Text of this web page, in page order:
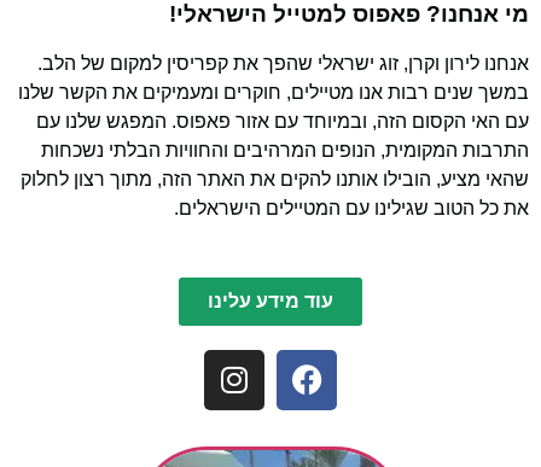
מי אנחנו? פאפוס למטייל הישראלי!
אנחנו לירון וקרן, זוג ישראלי שהפך את קפריסין למקום של הלב.
במשך שנים רבות אנו מטיילים, חוקרים ומעמיקים את הקשר שלנו
עם האי הקסום הזה, ובמיוחד עם אזור פאפוס. המפגש שלנו עם
התרבות המקומית, הנופים המרהיבים והחוויות הבלתי נשכחות
שהאי מציע, הובילו אותנו להקים את האתר הזה, מתוך רצון לחלוק
את כל הטוב שגילינו עם המטיילים הישראלים.
עוד מידע עלינו